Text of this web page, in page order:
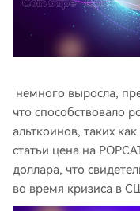
немного выросла,
что способствовало
альткоинов, таких
статьи цена на
доллара, что
во время кризиса в